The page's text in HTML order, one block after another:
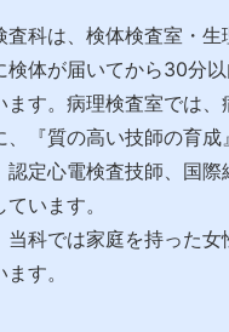
査科は、検体検査室・
検体が届いてから30分
ます。病理検査室では、
、『質の高い技師の育
認定心電検査技師、国
います。
当科では家庭を持った
す。